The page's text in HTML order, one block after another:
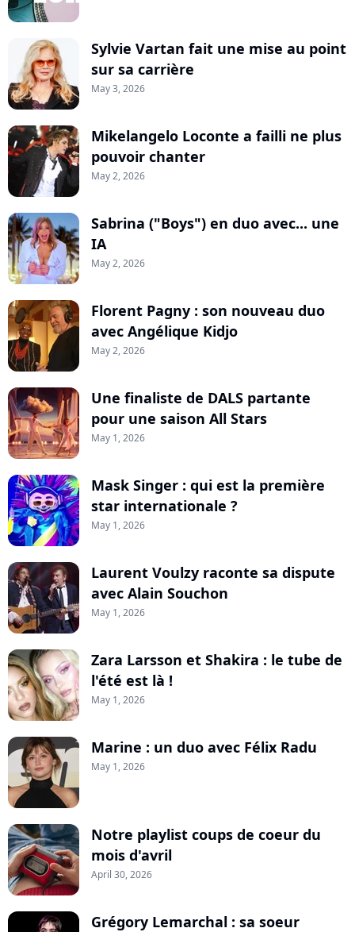
Sylvie Vartan fait une mise au point
sur sa carrière
May 3, 2026
Mikelangelo Loconte a failli ne plus
pouvoir chanter
May 2, 2026
Sabrina ("Boys") en duo avec... une
IA
May 2, 2026
Florent Pagny : son nouveau duo
avec Angélique Kidjo
May 2, 2026
Une finaliste de DALS partante
pour une saison All Stars
May 1, 2026
Mask Singer : qui est la première
star internationale ?
May 1, 2026
Laurent Voulzy raconte sa dispute
avec Alain Souchon
May 1, 2026
Zara Larsson et Shakira : le tube de
l'été est là !
May 1, 2026
Marine : un duo avec Félix Radu
May 1, 2026
Notre playlist coups de coeur du
mois d'avril
April 30, 2026
Grégory Lemarchal : sa soeur